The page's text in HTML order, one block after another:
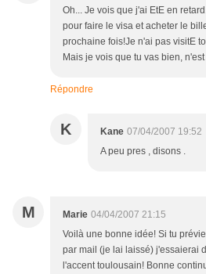
Oh... Je vois que j'ai EtE en
pour faire le visa et acheter le
prochaine fois!Je n'ai pas visitE
Mais je vois que tu vas bien,
Répondre
K Kane 07/04/2007 19:52
A peu pres , disons .
M Marie 04/04/2007 21:15
Voilà une bonne idée! Si tu
par mail (je lai laissé) j'essaierai
l'accent toulousain! Bonne